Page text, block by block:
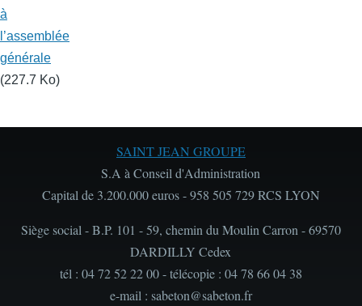
à
l’assemblée
générale
(227.7 Ko)
SAINT JEAN GROUPE
S.A à Conseil d'Administration
Capital de 3.200.000 euros - 958 505 729 RCS LYON
Siège social - B.P. 101 - 59, chemin du Moulin Carron - 69570
DARDILLY Cedex
tél : 04 72 52 22 00 - télécopie : 04 78 66 04 38
e-mail : sabeton@sabeton.fr